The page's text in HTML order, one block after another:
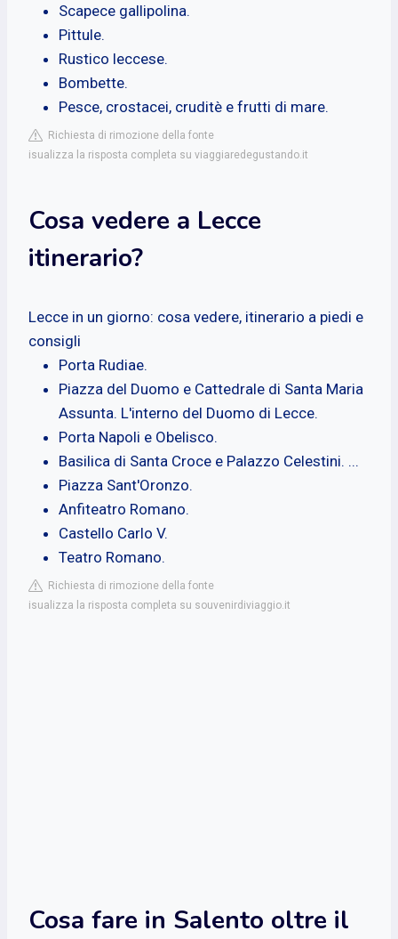
Scapece gallipolina.
Pittule.
Rustico leccese.
Bombette.
Pesce, crostacei, cruditè e frutti di mare.
Richiesta di rimozione della fonte
isualizza la risposta completa su viaggiaredegustando.it
Cosa vedere a Lecce
itinerario?
Lecce in un giorno: cosa vedere, itinerario a piedi e
consigli
Porta Rudiae.
Piazza del Duomo e Cattedrale di Santa Maria
Assunta. L'interno del Duomo di Lecce.
Porta Napoli e Obelisco.
Basilica di Santa Croce e Palazzo Celestini. ...
Piazza Sant'Oronzo.
Anfiteatro Romano.
Castello Carlo V.
Teatro Romano.
Richiesta di rimozione della fonte
isualizza la risposta completa su souvenirdiviaggio.it
Cosa fare in Salento oltre il